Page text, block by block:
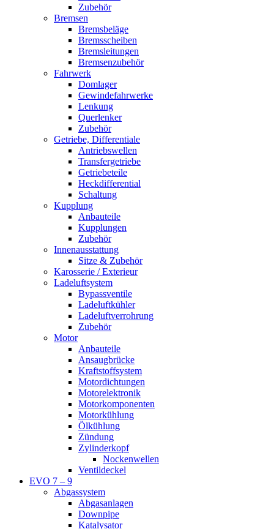
Zubehör
Bremsen
Bremsbeläge
Bremsscheiben
Bremsleitungen
Bremsenzubehör
Fahrwerk
Domlager
Gewindefahrwerke
Lenkung
Querlenker
Zubehör
Getriebe, Differentiale
Antriebswellen
Transfergetriebe
Getriebeteile
Heckdifferential
Schaltung
Kupplung
Anbauteile
Kupplungen
Zubehör
Innenausstattung
Sitze & Zubehör
Karosserie / Exterieur
Ladeluftsystem
Bypassventile
Ladeluftkühler
Ladeluftverrohrung
Zubehör
Motor
Anbauteile
Ansaugbrücke
Kraftstoffsystem
Motordichtungen
Motorelektronik
Motorkomponenten
Motorkühlung
Ölkühlung
Zündung
Zylinderkopf
Nockenwellen
Ventildeckel
EVO 7 – 9
Abgassystem
Abgasanlagen
Downpipe
Katalysator